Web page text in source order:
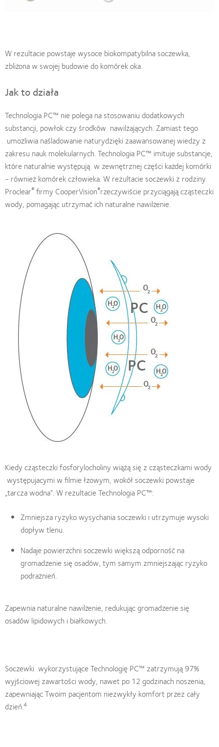
W rezultacie powstaje wysoce biokompatybilna soczewka,
zbliżona w swojej budowie do komórek oka.
Jak to działa
Technologia PC™ nie polega na stosowaniu dodatkowych
substancji, powłok czy środków nawilżających. Zamiast tego
umożliwia naśladowanie naturydzięki zaawansowanej wiedzy z
zakresu nauk molekularnych. Technologia PC™ imituje substancje,
które naturalnie występują w zewnętrznej części każdej komórki
- również komórek człowieka. W rezultacie soczewki z rodziny
Proclear® firmy CooperVision®rzeczywiście przyciągają cząsteczki
wody, pomagając utrzymać ich naturalne nawilżenie.
Kiedy cząsteczki fosforylocholiny wiążą się z cząsteczkami wody
występujacymi w filmie łzowym, wokół soczewki powstaje
„tarcza wodna”. W rezultacie Technologia PC™:
Zmniejsza ryzyko wysychania soczewki i utrzymuje wysoki
dopływ tlenu.
Nadaje powierzchni soczewki większą odporność na
gromadzenie się osadów, tym samym zmniejszając ryzyko
podrażnień.
Zapewnia naturalne nawilżenie, redukując gromadzenie się
osadów lipidowych i białkowych.
Soczewki wykorzystujące Technologię PC™ zatrzymują 97%
wyjściowej zawartości wody, nawet po 12 godzinach noszenia,
zapewniając Twoim pacjentom niezwykły komfort przez cały
dzień.4